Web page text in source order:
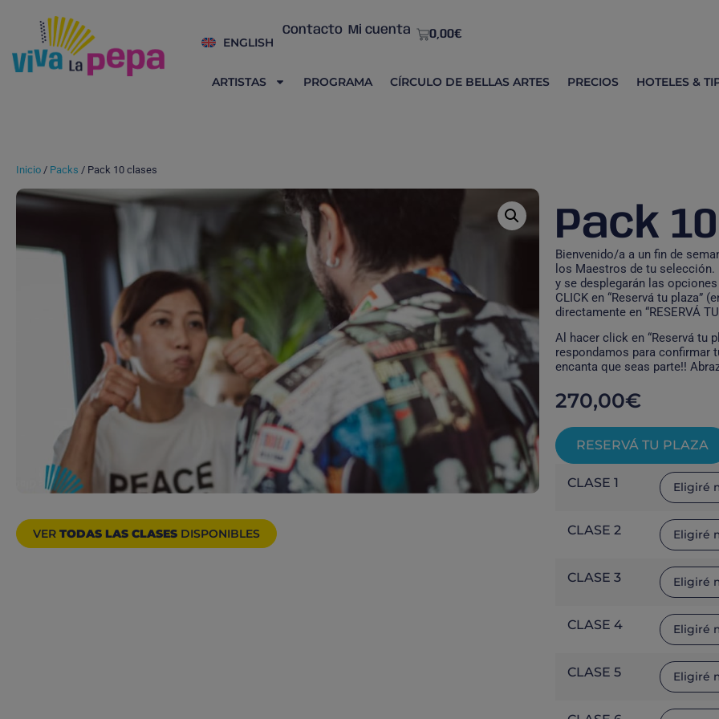
ENGLISH
Contacto Mi cuenta 0,00€
ARTISTAS PROGRAMA CÍRCULO DE BELLAS ARTES PRECIOS HOTELES &
Inicio / Packs / Pack 10 clases
VER TODAS LAS CLASES DISPONIBLES
Pack
Bienvenido/a a un fin de
los Maestros de tu selección.
y se desplegarán las
CLICK en “Reservá tu plaza”
directamente en “RESERVÁ
Al hacer click en “Reservá tu
respondamos para confirmar
encanta que seas parte!!
270,00€
RESERVÁ TU PLAZA
CLASE 1
CLASE 2
CLASE 3
CLASE 4
CLASE 5